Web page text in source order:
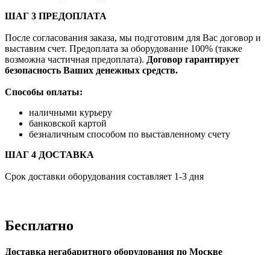
ШАГ 3 ПРЕДОПЛАТА
После согласования заказа, мы подготовим для Вас договор и
выставим счет. Предоплата за оборудование 100% (также
возможна частичная предоплата). Договор гарантирует
безопасность Ваших денежных средств.
Способы оплаты:
наличными курьеру
банковской картой
безналичным способом по выставленному счету
ШАГ 4 ДОСТАВКА
Срок доставки оборудования составляет 1-3 дня
Бесплатно
Доставка негабаритного оборудования по Москве